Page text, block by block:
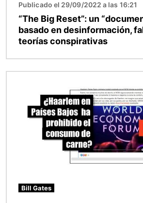
Publicado el 29/09/2022 a las 16:21
“The Big Reset”: un
basado en desinformación,
teorías conspirativas
Bill Gates